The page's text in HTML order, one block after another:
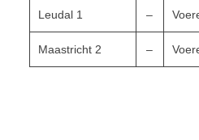
Leudal 1 –
Maastricht 2 –